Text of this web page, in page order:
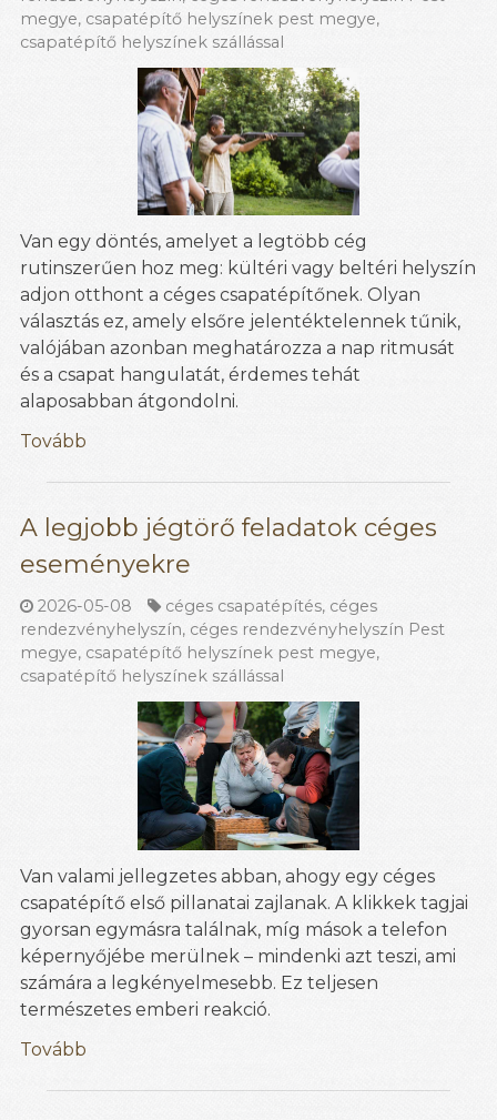
megye, csapatépítő helyszínek pest megye,
csapatépítő helyszínek szállással
Van egy döntés, amelyet a legtöbb cég
rutinszerűen hoz meg: kültéri vagy beltéri helyszín
adjon otthont a céges csapatépítőnek. Olyan
választás ez, amely elsőre jelentéktelennek tűnik,
valójában azonban meghatározza a nap ritmusát
és a csapat hangulatát, érdemes tehát
alaposabban átgondolni.
Tovább
A legjobb jégtörő feladatok céges
eseményekre
2026-05-08 céges csapatépítés, céges
rendezvényhelyszín, céges rendezvényhelyszín Pest
megye, csapatépítő helyszínek pest megye,
csapatépítő helyszínek szállással
Van valami jellegzetes abban, ahogy egy céges
csapatépítő első pillanatai zajlanak. A klikkek tagjai
gyorsan egymásra találnak, míg mások a telefon
képernyőjébe merülnek – mindenki azt teszi, ami
számára a legkényelmesebb. Ez teljesen
természetes emberi reakció.
Tovább